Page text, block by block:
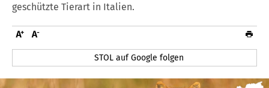
geschützte Tierart in Italien.
STOL auf Google folgen